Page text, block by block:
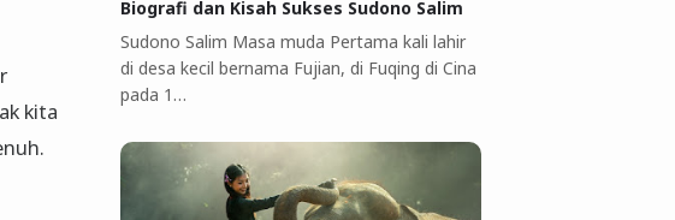
kita
Biografi dan Kisah Sukses Sudono Salim
Sudono Salim Masa muda Pertama kali lahir
di desa kecil bernama Fujian, di Fuqing di Cina
pada 1…